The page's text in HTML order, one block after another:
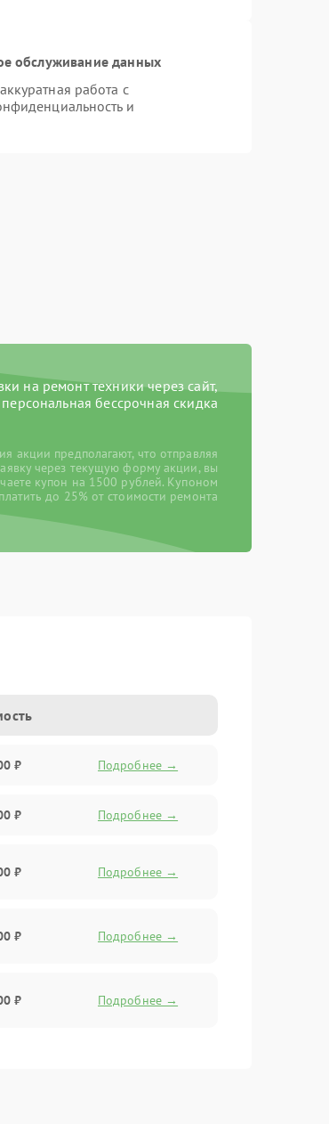
обслуживание данных
работа с
и
на ремонт техники через сайт,
персональная бессрочная скидка
акции предполагают, что отправляя
через текущую форму акции, вы
купон на 1500 рублей. Купоном
до 25% от стоимости ремонта
₽ Подробнее →
₽ Подробнее →
₽ Подробнее →
₽ Подробнее →
₽ Подробнее →